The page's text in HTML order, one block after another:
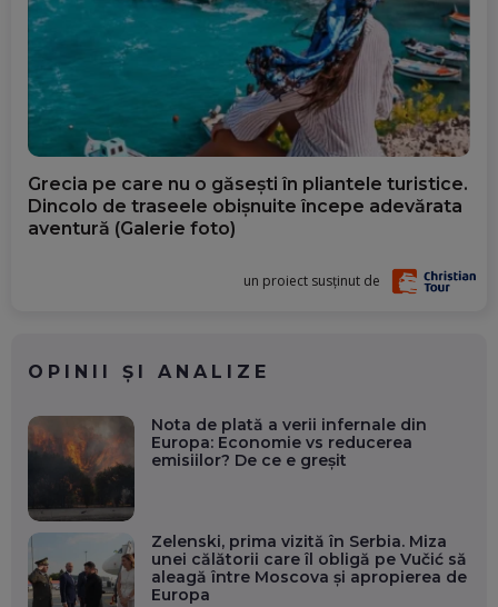
Grecia pe care nu o găsești în pliantele turistice.
Dincolo de traseele obișnuite începe adevărata
aventură (Galerie foto)
un proiect susținut de
OPINII ȘI ANALIZE
Nota de plată a verii infernale din
Europa: Economie vs reducerea
emisiilor? De ce e greșit
Zelenski, prima vizită în Serbia. Miza
unei călătorii care îl obligă pe Vučić să
aleagă între Moscova și apropierea de
Europa